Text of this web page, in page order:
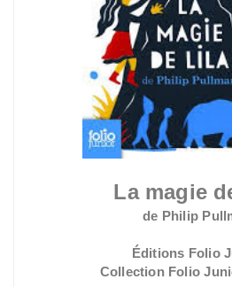
La magie
de Philip
Éditions Folio
Collection Folio